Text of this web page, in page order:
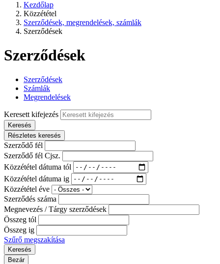
Kezdőlap
Közzététel
Szerződések, megrendelések, számlák
Szerződések
Szerződések
Szerződések
Számlák
Megrendelések
Keresett kifejezés
Keresés
Részletes keresés
Szerződő fél
Szerződő fél Cjsz.
Közzététel dátuma tól
Közzététel dátuma ig
Közzététel éve
Szerződés száma
Megnevezés / Tárgy szerződések
Összeg tól
Összeg ig
Szűrő megszakítása
Bezár